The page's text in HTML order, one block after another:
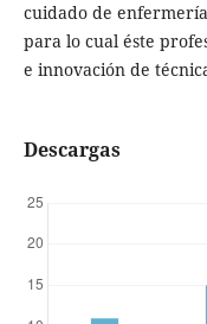
cuidado de
para lo cual éste
e innovación de
Descargas